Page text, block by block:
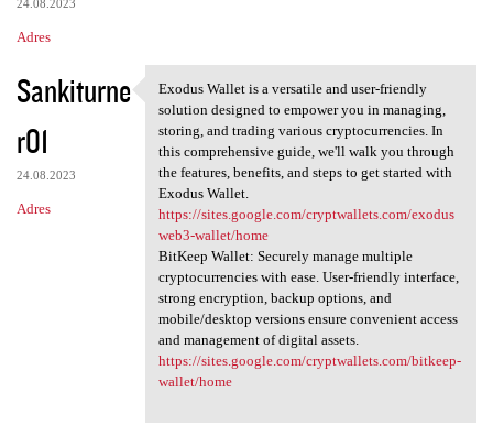
24.08.2023
Adres
Sankiturne
r01
24.08.2023
Adres
Exodus Wallet is a versatile
Exodus Wallet is a versatile and user-friendly
solution designed to empower you in managing,
storing, and trading various cryptocurrencies. In
this comprehensive guide, we'll walk you through
the features, benefits, and steps to get started with
Exodus Wallet.
https://sites.google.com/cryptwallets.com/exodus
web3-wallet/home
BitKeep Wallet: Securely manage multiple
cryptocurrencies with ease. User-friendly interface,
strong encryption, backup options, and
mobile/desktop versions ensure convenient access
and management of digital assets.
https://sites.google.com/cryptwallets.com/bitkeep-
wallet/home